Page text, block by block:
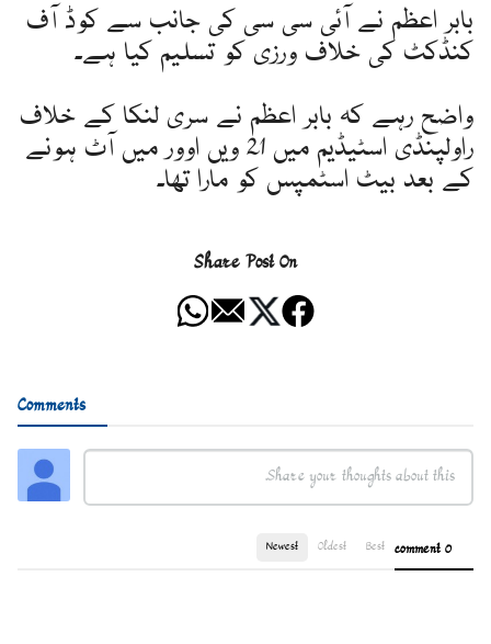
بابر اعظم نے آئی سی سی کی جانب سے کوڈ آف
کنڈکٹ کی خلاف ورزی کو تسلیم کیا ہے۔
واضح رہے کہ بابر اعظم نے سری لنکا کے خلاف
راولپنڈی اسٹیڈیم میں 21 ویں اوور میں آٹ ہونے
کے بعد بیٹ اسٹمپس کو مارا تھا۔
Share Post On
Comments
0 comment
Best
Oldest
Newest